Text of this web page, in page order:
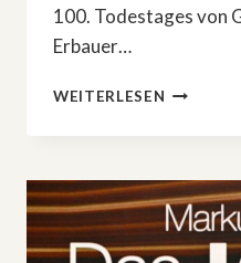
100. Todestages von
Erbauer…
WEITERLESEN TERRA
DOKU
ZDF:
EIFFEL:
DER